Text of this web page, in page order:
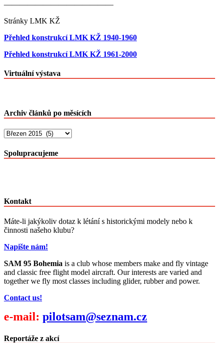
——————————————
Stránky LMK KŽ
Přehled konstrukcí LMK KŽ 1940-1960
Přehled konstrukcí LMK KŽ 1961-2000
Virtuální výstava
Archiv článků po měsících
Archiv
po
měsících
Spolupracujeme
Kontakt
Máte-li jakýkoliv dotaz k létání s historickými modely nebo k
činnosti našeho klubu?
Napište nám!
SAM 95 Bohemia is a club whose members make and fly vintage
and classic free flight model aircraft. Our interests are varied and
together we fly most classes including glider, rubber and power.
Contact us!
e-mail: pilotsam@seznam.cz
Reportáže z akcí